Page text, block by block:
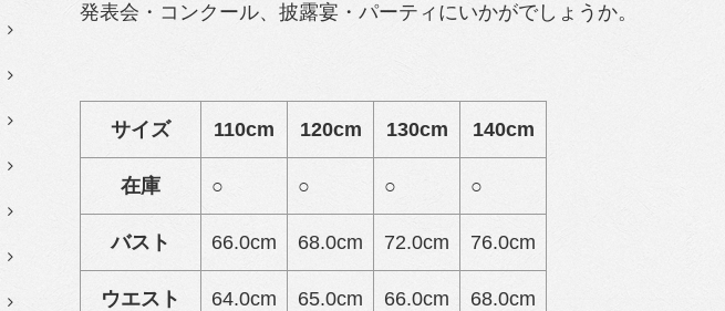
発表会・コンクール、披露宴・パーティにいかがでしょうか。
サイズ 110cm 120cm 130cm 140cm
在庫 ○ ○ ○ ○
バスト 66.0cm 68.0cm 72.0cm 76.0cm
ウエスト 64.0cm 65.0cm 66.0cm 68.0cm